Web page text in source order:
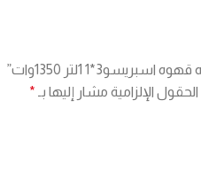
الحقول الإلزامية مشار إليها بـ *